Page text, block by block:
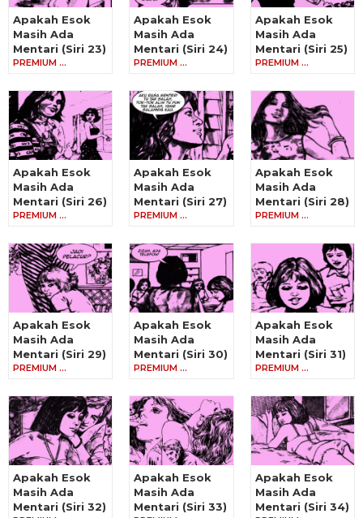
Apakah Esok
Masih Ada
Mentari (Siri 23)
PREMIUM …
Apakah Esok
Masih Ada
Mentari (Siri 24)
PREMIUM …
Apakah Esok
Masih Ada
Mentari (Siri 25)
PREMIUM …
Apakah Esok
Masih Ada
Mentari (Siri 26)
PREMIUM …
Apakah Esok
Masih Ada
Mentari (Siri 27)
PREMIUM …
Apakah Esok
Masih Ada
Mentari (Siri 28)
PREMIUM …
Apakah Esok
Masih Ada
Mentari (Siri 29)
PREMIUM …
Apakah Esok
Masih Ada
Mentari (Siri 30)
PREMIUM …
Apakah Esok
Masih Ada
Mentari (Siri 31)
PREMIUM …
Apakah Esok
Masih Ada
Mentari (Siri 32)
Apakah Esok
Masih Ada
Mentari (Siri 33)
Apakah Esok
Masih Ada
Mentari (Siri 34)